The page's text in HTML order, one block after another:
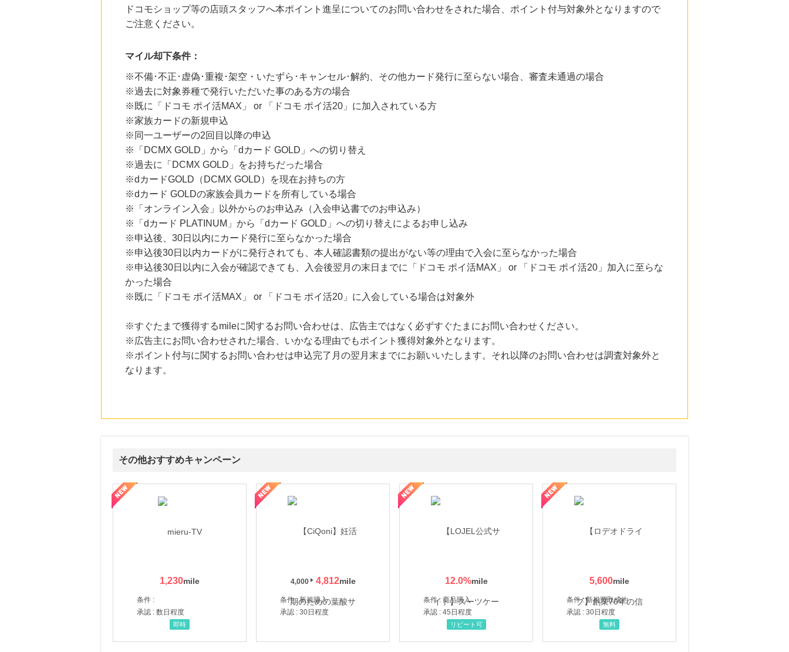
ドコモショップ等の店頭スタッフへ本ポイント進呈についてのお問い合わせをされた場合、ポイント付与対象外となりますので
ご注意ください。
マイル却下条件：
※不備･不正･虚偽･重複･架空・いたずら･キャンセル･解約、その他カード発行に至らない場合、審査未通過の場合
※過去に対象券種で発行いただいた事のある方の場合
※既に「ドコモ ポイ活MAX」 or 「ドコモ ポイ活20」に加入されている方
※家族カードの新規申込
※同一ユーザーの2回目以降の申込
※「DCMX GOLD」から「dカード GOLD」への切り替え
※過去に「DCMX GOLD」をお持ちだった場合
※dカードGOLD（DCMX GOLD）を現在お持ちの方
※dカード GOLDの家族会員カードを所有している場合
※「オンライン入会」以外からのお申込み（入会申込書でのお申込み）
※「dカード PLATINUM」から「dカード GOLD」への切り替えによるお申し込み
※申込後、30日以内にカード発行に至らなかった場合
※申込後30日以内カードがに発行されても、本人確認書類の提出がない等の理由で入会に至らなかった場合
※申込後30日以内に入会が確認できても、入会後翌月の末日までに「ドコモ ポイ活MAX」 or 「ドコモ ポイ活20」加入に至らな
かった場合
※既に「ドコモ ポイ活MAX」 or 「ドコモ ポイ活20」に入会している場合は対象外
※すぐたまで獲得するmileに関するお問い合わせは、広告主ではなく必ずすぐたまにお問い合わせください。
※広告主にお問い合わせされた場合、いかなる理由でもポイント獲得対象外となります。
※ポイント付与に関するお問い合わせは申込完了月の翌月末までにお願いいたします。それ以降のお問い合わせは調査対象外と
なります。
その他おすすめキャンペーン
1,230
条件 :
承認 : 数日程度
即時
4,000 4,812
条件 : 新規購入
承認 : 30日程度
12.0%
条件 : 商品購入
承認 : 45日程度
【LOJEL公式サイト】スーツケース・バッグ
リピート可
5,600
条件 : 新規買取成約
承認 : 30日程度
【ロデオドライブ】創業70年の信頼と高価買取を実現！ブランド品・貴金属の無料査定
無料